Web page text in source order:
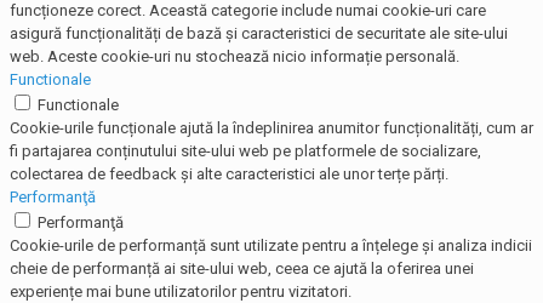
funcționeze corect. Această categorie include numai cookie-uri care
asigură funcționalități de bază și caracteristici de securitate ale site-ului
web. Aceste cookie-uri nu stochează nicio informație personală.
Functionale
Functionale
Cookie-urile funcționale ajută la îndeplinirea anumitor funcționalități, cum ar
fi partajarea conținutului site-ului web pe platformele de socializare,
colectarea de feedback și alte caracteristici ale unor terțe părți.
Performanţă
Performanţă
Cookie-urile de performanță sunt utilizate pentru a înțelege și analiza indicii
cheie de performanță ai site-ului web, ceea ce ajută la oferirea unei
experiențe mai bune utilizatorilor pentru vizitatori.